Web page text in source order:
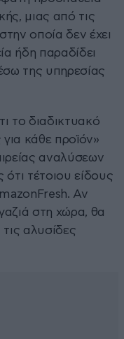
μιας από τις
οποία δεν έχει
ήδη παραδίδει
της υπηρεσίας
το διαδικτυακό
κάθε προϊόν»
αναλύσεων
τέτοιου είδους
Αν
στη χώρα, θα
αλυσίδες